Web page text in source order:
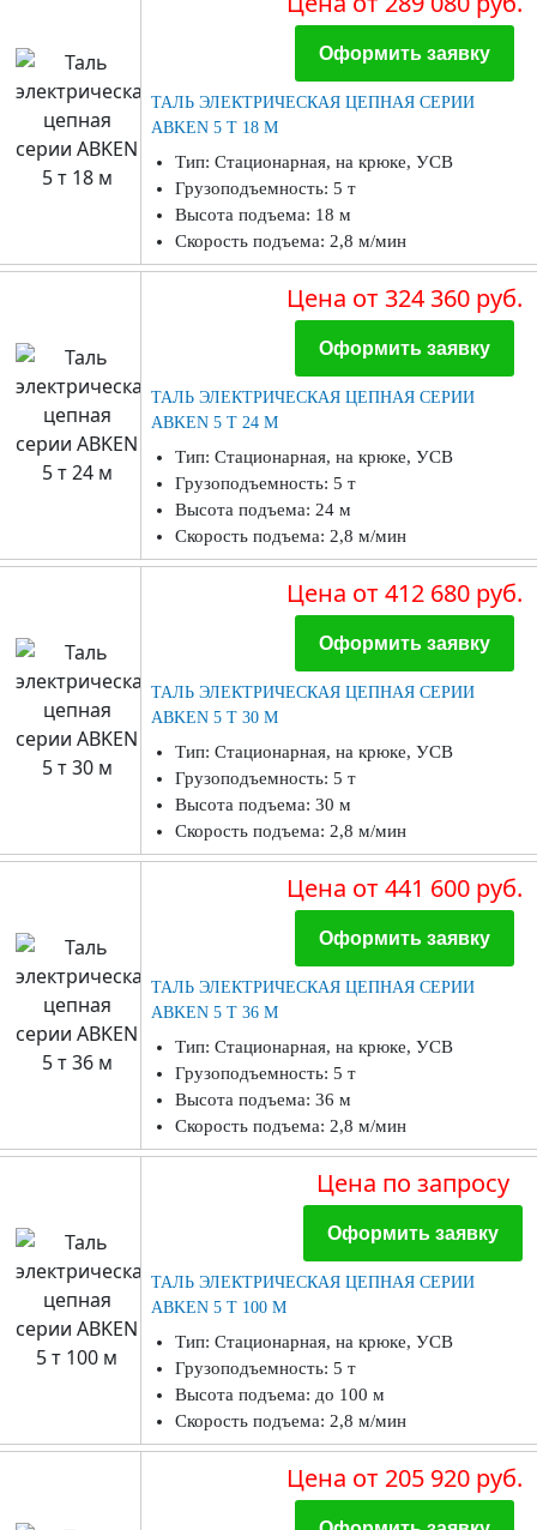
Оформить заявку
ТАЛЬ ЭЛЕКТРИЧЕСКАЯ ЦЕПНАЯ СЕРИИ
ABKEN 5 Т 18 М
Тип: Стационарная, на крюке, УСВ
Грузоподъемность: 5 т
Высота подъема: 18 м
Скорость подъема: 2,8 м/мин
Цена от 324 360 руб.
Оформить заявку
ТАЛЬ ЭЛЕКТРИЧЕСКАЯ ЦЕПНАЯ СЕРИИ
ABKEN 5 Т 24 М
Тип: Стационарная, на крюке, УСВ
Грузоподъемность: 5 т
Высота подъема: 24 м
Скорость подъема: 2,8 м/мин
Цена от 412 680 руб.
Оформить заявку
ТАЛЬ ЭЛЕКТРИЧЕСКАЯ ЦЕПНАЯ СЕРИИ
ABKEN 5 Т 30 М
Тип: Стационарная, на крюке, УСВ
Грузоподъемность: 5 т
Высота подъема: 30 м
Скорость подъема: 2,8 м/мин
Цена от 441 600 руб.
Оформить заявку
ТАЛЬ ЭЛЕКТРИЧЕСКАЯ ЦЕПНАЯ СЕРИИ
ABKEN 5 Т 36 М
Тип: Стационарная, на крюке, УСВ
Грузоподъемность: 5 т
Высота подъема: 36 м
Скорость подъема: 2,8 м/мин
Цена по запросу
Оформить заявку
ТАЛЬ ЭЛЕКТРИЧЕСКАЯ ЦЕПНАЯ СЕРИИ
ABKEN 5 Т 100 М
Тип: Стационарная, на крюке, УСВ
Грузоподъемность: 5 т
Высота подъема: до 100 м
Скорость подъема: 2,8 м/мин
Цена от 205 920 руб.